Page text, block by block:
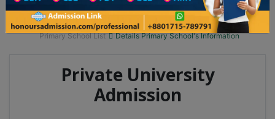
Division List
Primary School District Wise
Primary School in বাঘা
Primary School List
Details Primary School's Information
Private University
Admission